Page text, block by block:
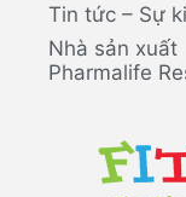
Tin tức – Sự
Nhà sản xuất
Pharmalife